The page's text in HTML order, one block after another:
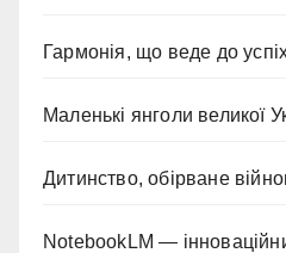
Гармонія, що веде до
Маленькі янголи великої
Дитинство, обірване
NotebookLM —